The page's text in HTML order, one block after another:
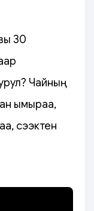
30
Чайның
ымыраа,
сээктен